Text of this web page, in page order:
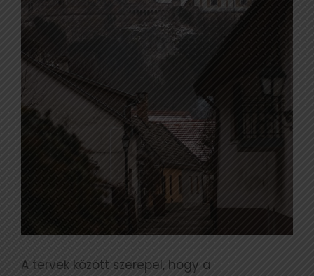
A tervek között szerepel, hogy a